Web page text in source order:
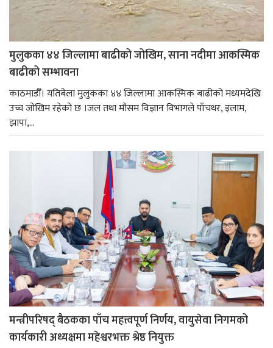
मुलुकका ४४ जिल्लामा बाढीको जोखिम, साना नदीमा आकस्मिक
बाढीको सम्भावना
काठमाडौँ। यतिबेला मुलुकका ४४ जिल्लामा आकस्मिक बाढीको मध्यमदेखि
उच्च जोखिम रहेको छ ।जल तथा मौसम विज्ञान विभागले पाँचथर, इलाम,
झापा,...
मन्त्रीपरिषद् बैठकका पाँच महत्त्वपूर्ण निर्णय, वायुसेवा निगमको
कार्यकारी अध्यक्षमा महेश्वरभक्त श्रेष्ठ नियुक्त